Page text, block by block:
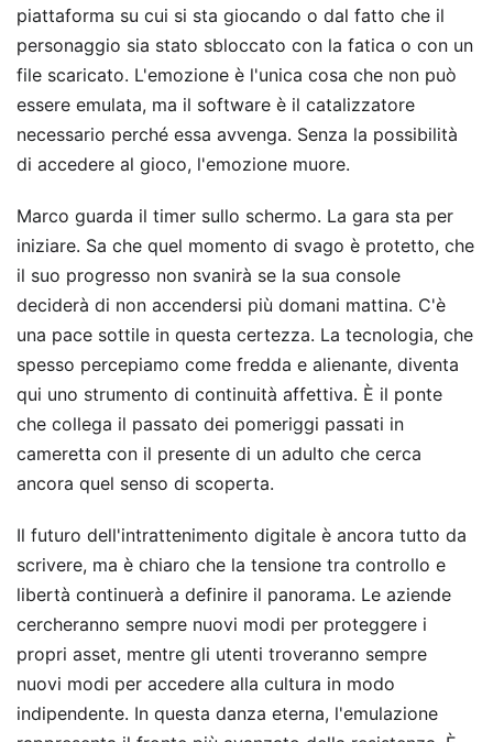
piattaforma su cui si sta giocando o dal fatto che il
personaggio sia stato sbloccato con la fatica o con un
file scaricato. L'emozione è l'unica cosa che non può
essere emulata, ma il software è il catalizzatore
necessario perché essa avvenga. Senza la possibilità
di accedere al gioco, l'emozione muore.
Marco guarda il timer sullo schermo. La gara sta per
iniziare. Sa che quel momento di svago è protetto, che
il suo progresso non svanirà se la sua console
deciderà di non accendersi più domani mattina. C'è
una pace sottile in questa certezza. La tecnologia, che
spesso percepiamo come fredda e alienante, diventa
qui uno strumento di continuità affettiva. È il ponte
che collega il passato dei pomeriggi passati in
cameretta con il presente di un adulto che cerca
ancora quel senso di scoperta.
Il futuro dell'intrattenimento digitale è ancora tutto da
scrivere, ma è chiaro che la tensione tra controllo e
libertà continuerà a definire il panorama. Le aziende
cercheranno sempre nuovi modi per proteggere i
propri asset, mentre gli utenti troveranno sempre
nuovi modi per accedere alla cultura in modo
indipendente. In questa danza eterna, l'emulazione